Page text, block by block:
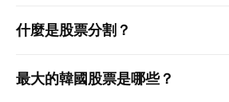
什麼是股票分割？
最大的韓國股票是哪些？